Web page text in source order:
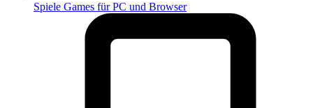
Spiele Games für PC und Browser